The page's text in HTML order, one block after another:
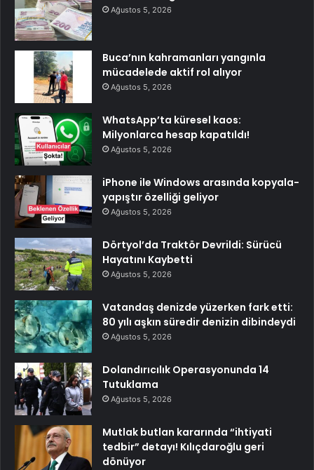
Ağustos 5, 2026
Buca’nın kahramanları yangınla
mücadelede aktif rol alıyor
Ağustos 5, 2026
WhatsApp’ta küresel kaos:
Milyonlarca hesap kapatıldı!
Ağustos 5, 2026
iPhone ile Windows arasında kopyala-
yapıştır özelliği geliyor
Ağustos 5, 2026
Dörtyol’da Traktör Devrildi: Sürücü
Hayatını Kaybetti
Ağustos 5, 2026
Vatandaş denizde yüzerken fark etti:
80 yılı aşkın süredir denizin dibindeydi
Ağustos 5, 2026
Dolandırıcılık Operasyonunda 14
Tutuklama
Ağustos 5, 2026
Mutlak butlan kararında “ihtiyati
tedbir” detayı! Kılıçdaroğlu geri
dönüyor